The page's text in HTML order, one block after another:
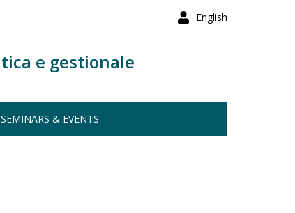
English
e gestionale
SEMINARS & EVENTS